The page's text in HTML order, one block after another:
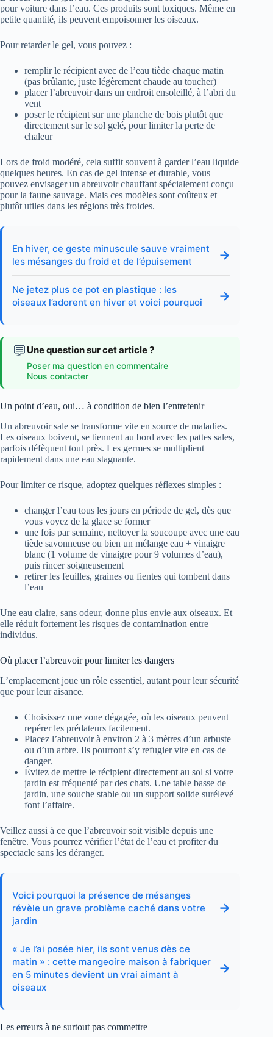
pour voiture dans l’eau. Ces produits sont toxiques. Même en
petite quantité, ils peuvent empoisonner les oiseaux.
Pour retarder le gel, vous pouvez :
remplir le récipient avec de l’eau tiède chaque matin
(pas brûlante, juste légèrement chaude au toucher)
placer l’abreuvoir dans un endroit ensoleillé, à l’abri du
vent
poser le récipient sur une planche de bois plutôt que
directement sur le sol gelé, pour limiter la perte de
chaleur
Lors de froid modéré, cela suffit souvent à garder l’eau liquide
quelques heures. En cas de gel intense et durable, vous
pouvez envisager un abreuvoir chauffant spécialement conçu
pour la faune sauvage. Mais ces modèles sont coûteux et
plutôt utiles dans les régions très froides.
En hiver, ce geste minuscule sauve vraiment
les mésanges du froid et de l’épuisement
→
Ne jetez plus ce pot en plastique : les
oiseaux l’adorent en hiver et voici pourquoi
→
💬 Une question sur cet article ?
Poser ma question en commentaire
Nous contacter
Un point d’eau, oui… à condition de bien l’entretenir
Un abreuvoir sale se transforme vite en source de maladies.
Les oiseaux boivent, se tiennent au bord avec les pattes sales,
parfois défèquent tout près. Les germes se multiplient
rapidement dans une eau stagnante.
Pour limiter ce risque, adoptez quelques réflexes simples :
changer l’eau tous les jours en période de gel, dès que
vous voyez de la glace se former
une fois par semaine, nettoyer la soucoupe avec une eau
tiède savonneuse ou bien un mélange eau + vinaigre
blanc (1 volume de vinaigre pour 9 volumes d’eau),
puis rincer soigneusement
retirer les feuilles, graines ou fientes qui tombent dans
l’eau
Une eau claire, sans odeur, donne plus envie aux oiseaux. Et
elle réduit fortement les risques de contamination entre
individus.
Où placer l’abreuvoir pour limiter les dangers
L’emplacement joue un rôle essentiel, autant pour leur sécurité
que pour leur aisance.
Choisissez une zone dégagée, où les oiseaux peuvent
repérer les prédateurs facilement.
Placez l’abreuvoir à environ 2 à 3 mètres d’un arbuste
ou d’un arbre. Ils pourront s’y refugier vite en cas de
danger.
Évitez de mettre le récipient directement au sol si votre
jardin est fréquenté par des chats. Une table basse de
jardin, une souche stable ou un support solide surélevé
font l’affaire.
Veillez aussi à ce que l’abreuvoir soit visible depuis une
fenêtre. Vous pourrez vérifier l’état de l’eau et profiter du
spectacle sans les déranger.
Voici pourquoi la présence de mésanges
révèle un grave problème caché dans votre
jardin
→
« Je l’ai posée hier, ils sont venus dès ce
matin » : cette mangeoire maison à fabriquer
en 5 minutes devient un vrai aimant à
oiseaux
→
Les erreurs à ne surtout pas commettre